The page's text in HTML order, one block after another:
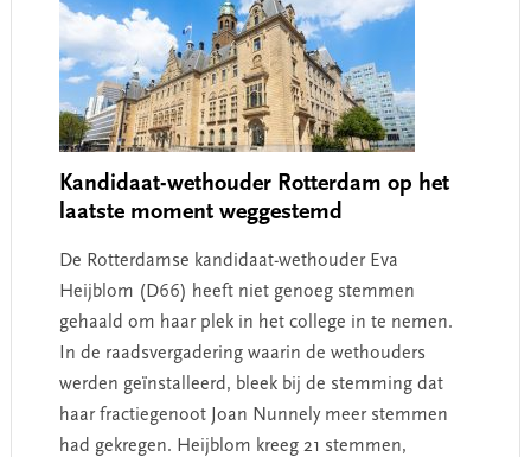
Kandidaat-wethouder Rotterdam op het
laatste moment weggestemd
De Rotterdamse kandidaat-wethouder Eva
Heijblom (D66) heeft niet genoeg stemmen
gehaald om haar plek in het college in te nemen.
In de raadsvergadering waarin de wethouders
werden geïnstalleerd, bleek bij de stemming dat
haar fractiegenoot Joan Nunnely meer stemmen
had gekregen. Heijblom kreeg 21 stemmen,